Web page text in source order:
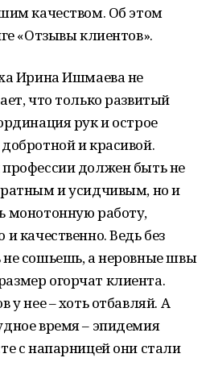
качеством. Об этом
«Отзывы клиентов».
Ирина Ишмаева не
что только развитый
рук и острое
и красивой.
должен быть не
и усидчивым, но и
монотонную работу,
качественно. Ведь без
сошьешь, а неровные швы
огорчат клиента.
у нее – хоть отбавляй. А
время – эпидемия
с напарницей они стали